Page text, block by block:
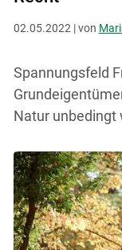
02.05.2022 | von
Spannungsfeld
Natur unbedingt